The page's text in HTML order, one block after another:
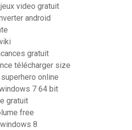
video gratuit
android
gratuit
télécharger size
online
7 64 bit
gratuit
free
8